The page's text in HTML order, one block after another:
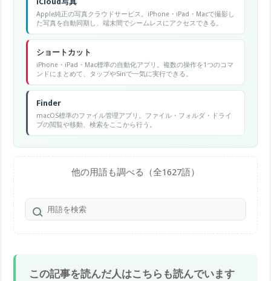
Apple純正の写真クラウドサービス。iPhone・iPad・Macで撮影し
た写真を自動同期し、端末間でシームレスにアクセスできる。
ショートカット
iPhone・iPad・Mac標準の自動化アプリ。複数の操作を1つのコマ
ンドにまとめて、タップやSiriで一気に実行できる。
Finder
macOS標準のファイル管理アプリ。ファイル・フォルダ・ドライ
ブの閲覧や移動、検索をここから行う。
他の用語も調べる（全1627語）
この記事を読んだ人はこちらも読んでいます